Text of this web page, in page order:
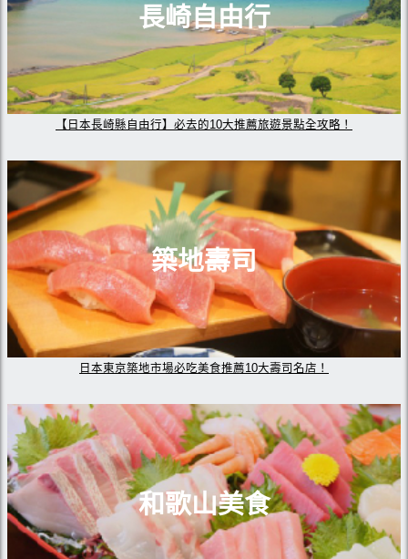
長崎自由行
【日本長崎縣自由行】必去的10大推薦旅遊景點全攻略！
築地壽司
日本東京築地市場必吃美食推薦10大壽司名店！
和歌山美食